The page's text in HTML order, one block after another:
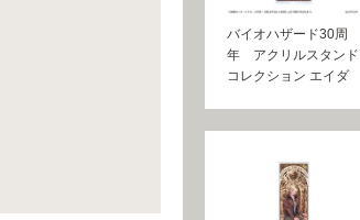
バイオハザード30周
年 アクリルスタンド
コレクション エイダ